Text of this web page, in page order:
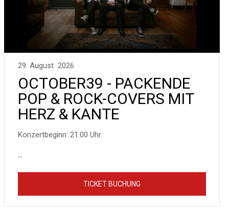
29. August 2026
OCTOBER39 - PACKENDE
POP & ROCK-COVERS MIT
HERZ & KANTE
Konzertbeginn: 21.00 Uhr
...
TICKET BUCHUNG